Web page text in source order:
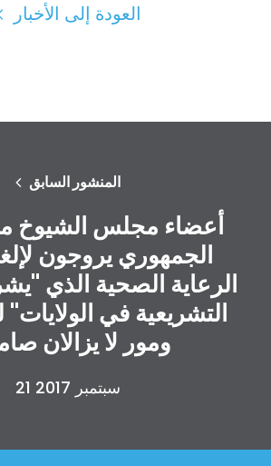
العودة إلى الأخبار
المنشور السابق
أعضاء مجلس الشيوخ
الجمهوري يروجون
الرعاية الصحية الذي
التشريعية في الولايات"
ومور لا يزالان
21 سبتمبر 2017